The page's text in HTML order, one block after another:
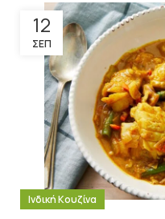
12
ΣΕΠ
Ινδική Κουζίνα